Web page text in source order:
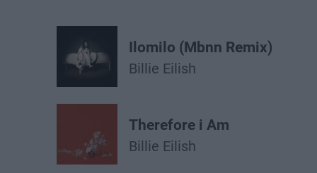
Ilomilo (Mbnn Remix)
Billie Eilish
Therefore i Am
Billie Eilish